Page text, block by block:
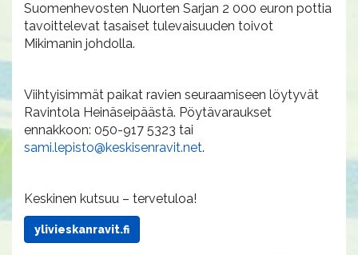
Suomenhevosten Nuorten Sarjan 2 000 euron pottia
tavoittelevat tasaiset tulevaisuuden toivot
Mikimanin johdolla.
Viihtyisimmät paikat ravien seuraamiseen löytyvät
Ravintola Heinäseipäästä. Pöytävaraukset
ennakkoon: 050-917 5323 tai
sami.lepisto@keskisenravit.net.
Keskinen kutsuu – tervetuloa!
ylivieskanravit.fi